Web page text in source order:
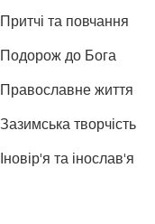
Притчі та повчання
Подорож до Бога
Православне життя
Зазимська творчість
Іновір'я та інослав'я